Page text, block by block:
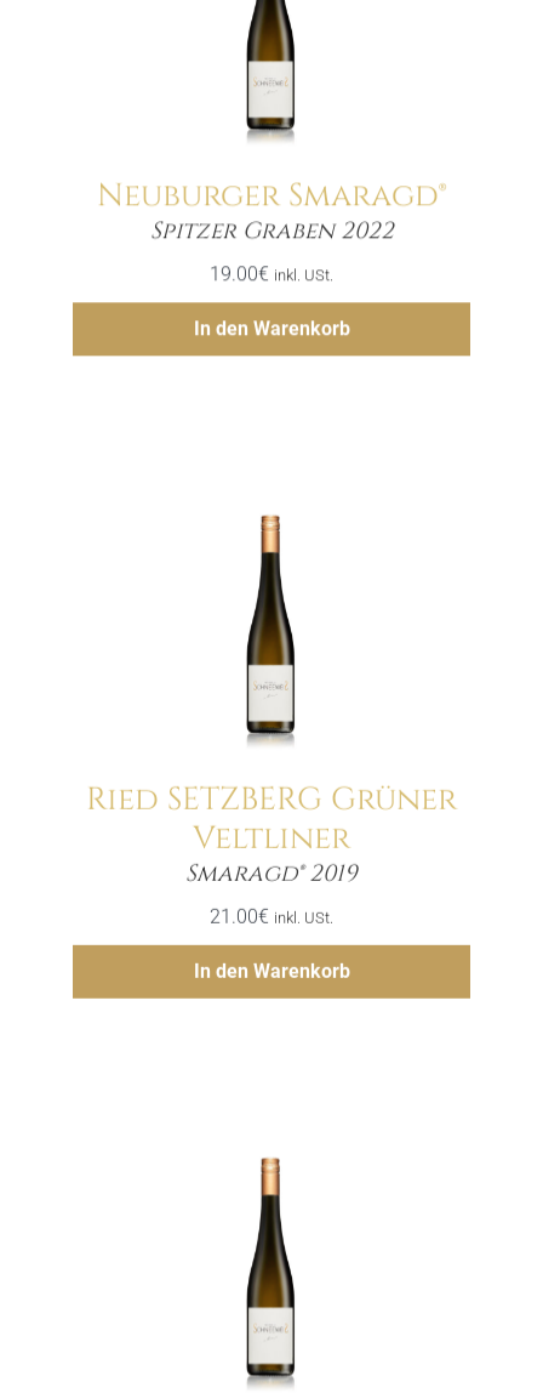
Neuburger Smaragd®
Spitzer Graben 2022
19.00€ inkl. USt.
In den Warenkorb
Menge
Hinzufügen
Ried SETZBERG Grüner
Veltliner
Smaragd® 2019
21.00€ inkl. USt.
In den Warenkorb
Menge
Hinzufügen